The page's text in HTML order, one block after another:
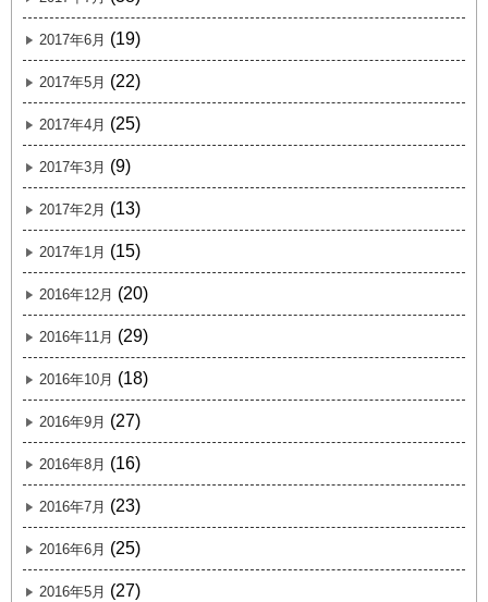
2017年6月 (19)
2017年5月 (22)
2017年4月 (25)
2017年3月 (9)
2017年2月 (13)
2017年1月 (15)
2016年12月 (20)
2016年11月 (29)
2016年10月 (18)
2016年9月 (27)
2016年8月 (16)
2016年7月 (23)
2016年6月 (25)
2016年5月 (27)